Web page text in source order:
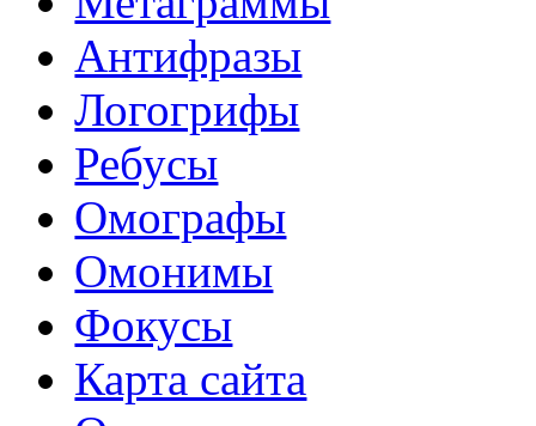
Антифразы
Логогрифы
Ребусы
Омографы
Омонимы
Фокусы
Карта сайта